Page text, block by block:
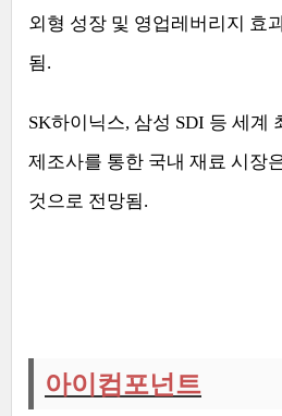
외형 성장 및 영업레버리지 효
됨.
SK하이닉스, 삼성 SDI 등 세계
제조사를 통한 국내 재료 시장
것으로 전망됨.
아이컴포넌트